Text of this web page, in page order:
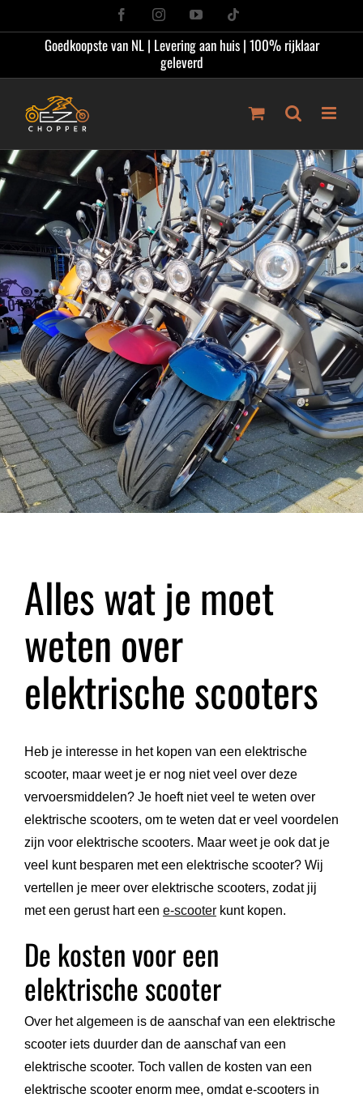
naar
FacebookInstagramYouTube
Goedkoopste van NL | Levering aan huis | 100% rijklaar
geleverd
Alles wat je moet
weten over
elektrische scooters
Heb je interesse in het kopen van een elektrische
scooter, maar weet je er nog niet veel over deze
vervoersmiddelen? Je hoeft niet veel te weten over
elektrische scooters, om te weten dat er veel voordelen
zijn voor elektrische scooters. Maar weet je ook dat je
veel kunt besparen met een elektrische scooter? Wij
vertellen je meer over elektrische scooters, zodat jij
met een gerust hart een e-scooterkunt kopen.
De kosten voor een
elektrische scooter
Over het algemeen is de aanschaf van een elektrische
scooter iets duurder dan de aanschaf van een
elektrische scooter. Toch vallen de kosten van een
elektrische scooter enorm mee, omdat e-scooters in